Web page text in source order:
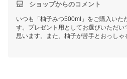
ショップからのコメント
いつも「柚子みつ500ml」をご購入いた
す。プレゼント用としてお選びいただい
思います。また、柚子が苦手とおっしゃ
がりいただけたとのお言葉に感動して